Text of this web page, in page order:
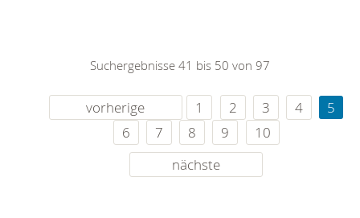
Suchergebnisse 41 bis 50 von 97
vorherige 1 2 3 4
5
6
7 8 9
10
nächste